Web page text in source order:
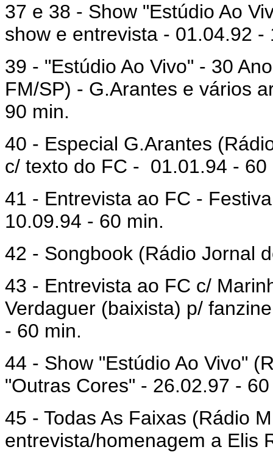
37 e 38 - Show "Estúdio Ao
show e entrevista - 01.04.92 -
39 - "Estúdio Ao Vivo" - 30
FM/SP) - G.Arantes e vários
90 min.
40 - Especial G.Arantes
c/ texto do FC - 01.01.94 - 60
41 - Entrevista ao FC -
10.09.94 - 60 min.
42 - Songbook (Rádio Jornal
43 - Entrevista ao FC c/
Verdaguer (baixista) p/
- 60 min.
44 - Show "Estúdio Ao Vivo"
"Outras Cores" - 26.02.97 -
45 - Todas As Faixas (Rádio
entrevista/homenagem a Elis